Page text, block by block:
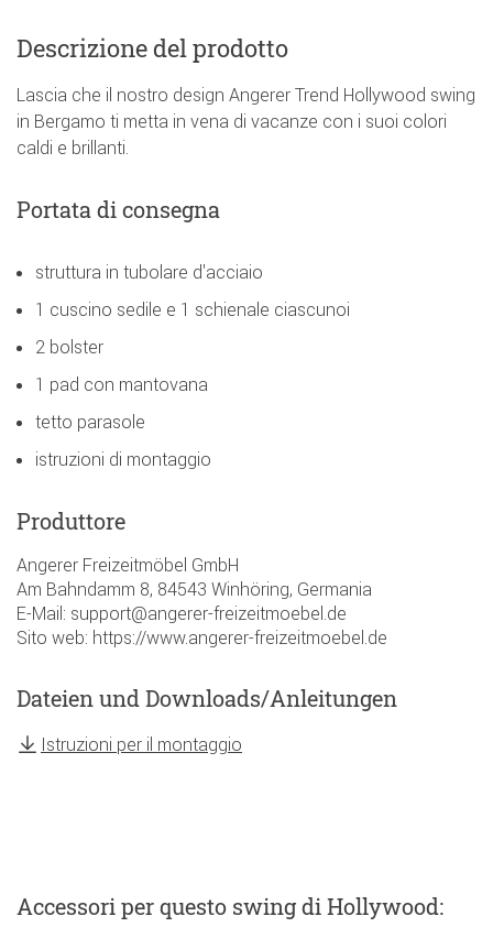
Descrizione del prodotto
Lascia che il nostro design Angerer Trend Hollywood swing
in Bergamo ti metta in vena di vacanze con i suoi colori
caldi e brillanti.
Portata di consegna
struttura in tubolare d'acciaio
1 cuscino sedile e 1 schienale ciascunoi
2 bolster
1 pad con mantovana
tetto parasole
istruzioni di montaggio
Produttore
Angerer Freizeitmöbel GmbH
Am Bahndamm 8, 84543 Winhöring, Germania
E-Mail: support@angerer-freizeitmoebel.de
Sito web: https://www.angerer-freizeitmoebel.de
Dateien und Downloads/Anleitungen
Istruzioni per il montaggio
Accessoriper questo swing di Hollywood: